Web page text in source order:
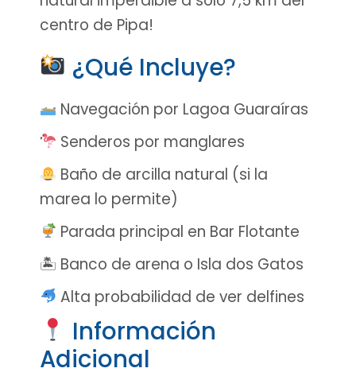
centro de Pipa!
¿Qué Incluye?
Navegación por Lagoa Guaraíras
Senderos por manglares
Baño de arcilla natural (si la
marea lo permite)
Parada principal en Bar Flotante
🏝 Banco de arena o Isla dos Gatos
Alta probabilidad de ver delfines
Información
Adicional